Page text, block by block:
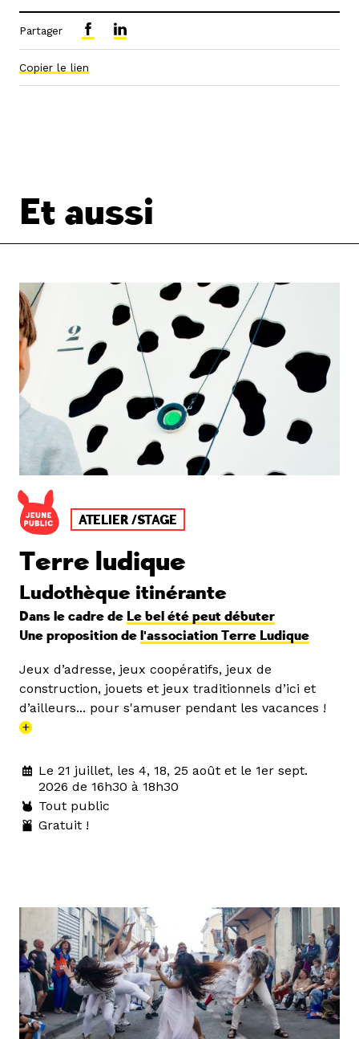
Partager
Copier le lien
Et aussi
ATELIER /STAGE
Terre ludique
Ludothèque itinérante
Dans le cadre de Le bel été peut débuter
Une proposition de l'association Terre Ludique
Jeux d’adresse, jeux coopératifs, jeux de
construction, jouets et jeux traditionnels d’ici et
d’ailleurs... pour s'amuser pendant les vacances !
+
Le 21 juillet, les 4, 18, 25 août et le 1er sept.
2026 de 16h30 à 18h30
Tout public
Gratuit !